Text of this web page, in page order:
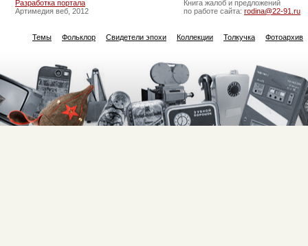
Разработка портала
Артимедия веб, 2012
Книга жалоб и предложений
по работе сайта: rodina@22-91.ru
Темы Фольклор Свидетели эпохи Коллекции Толкучка Фотоархив